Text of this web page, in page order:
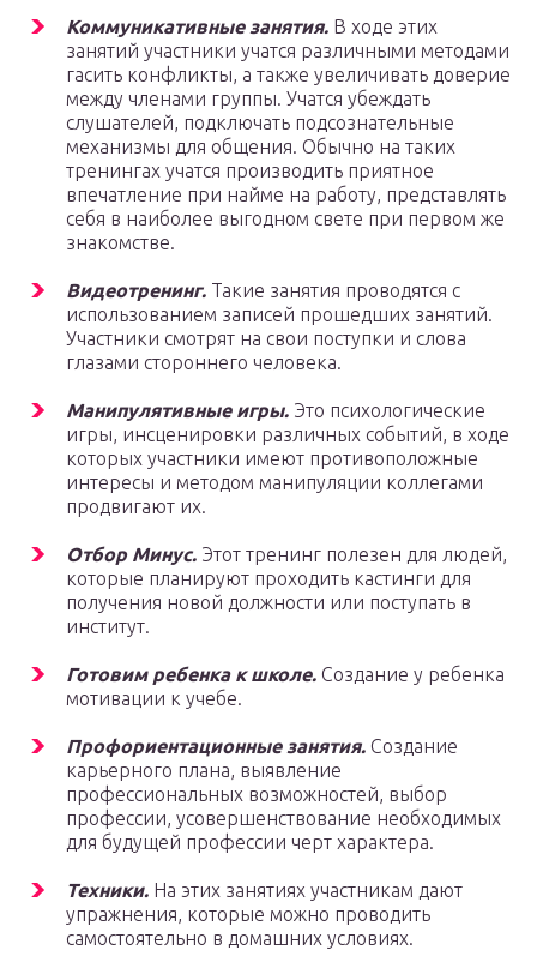
Коммуникативные занятия. В ходе этих
занятий участники учатся различными методами
гасить конфликты, а также увеличивать доверие
между членами группы. Учатся убеждать
слушателей, подключать подсознательные
механизмы для общения. Обычно на таких
тренингах учатся производить приятное
впечатление при найме на работу, представлять
себя в наиболее выгодном свете при первом же
знакомстве.
Видеотренинг. Такие занятия проводятся с
использованием записей прошедших занятий.
Участники смотрят на свои поступки и слова
глазами стороннего человека.
Манипулятивные игры. Это психологические
игры, инсценировки различных событий, в ходе
которых участники имеют противоположные
интересы и методом манипуляции коллегами
продвигают их.
Отбор Минус. Этот тренинг полезен для людей,
которые планируют проходить кастинги для
получения новой должности или поступать в
институт.
Готовим ребенка к школе. Создание у ребенка
мотивации к учебе.
Профориентационные занятия. Создание
карьерного плана, выявление
профессиональных возможностей, выбор
профессии, усовершенствование необходимых
для будущей профессии черт характера.
Техники. На этих занятиях участникам дают
упражнения, которые можно проводить
самостоятельно в домашних условиях.